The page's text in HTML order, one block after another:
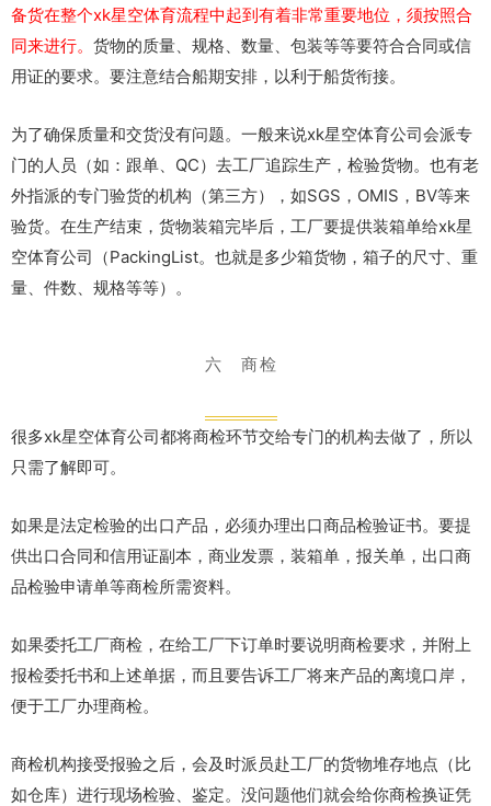
备货在整个xk星空体育流程中起到有着非常重要地位，须按照合
同来进行。 货物的质量、规格、数量、包装等等要符合合同或信
用证的要求。要注意结合船期安排，以利于船货衔接。
为了确保质量和交货没有问题。一般来说xk星空体育公司会派专
门的人员（如：跟单、QC）去工厂追踪生产，检验货物。也有老
外指派的专门验货的机构（第三方），如SGS，OMIS，BV等来
验货。在生产结束，货物装箱完毕后，工厂要提供装箱单给xk星
空体育公司（PackingList。也就是多少箱货物，箱子的尺寸、重
量、件数、规格等等）。
六 商检
很多xk星空体育公司都将商检环节交给专门的机构去做了，所以
只需了解即可。
如果是法定检验的出口产品，必须办理出口商品检验证书。要提
供出口合同和信用证副本，商业发票，装箱单，报关单，出口商
品检验申请单等商检所需资料。
如果委托工厂商检，在给工厂下订单时要说明商检要求，并附上
报检委托书和上述单据，而且要告诉工厂将来产品的离境口岸，
便于工厂办理商检。
商检机构接受报验之后，会及时派员赴工厂的货物堆存地点（比
如仓库）进行现场检验、鉴定。没问题他们就会给你商检换证凭